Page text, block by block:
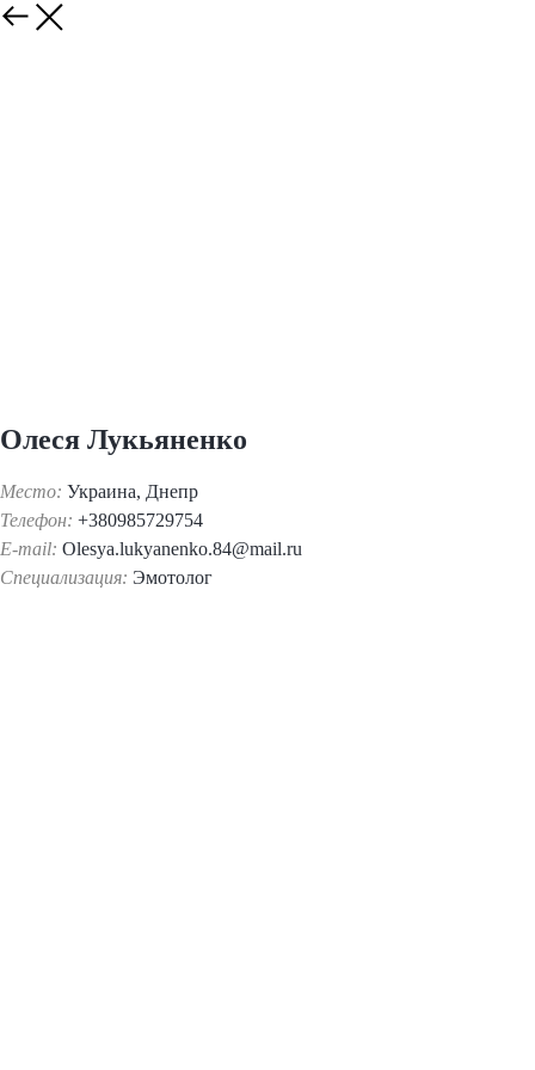
Олеся Лукьяненко
Место: Украина, Днепр
Телефон: +380985729754
E-mail: Olesya.lukyanenko.84@mail.ru
Специализация: Эмотолог